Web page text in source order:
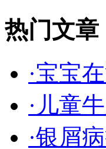
热门文章
·宝宝
·儿童
·银屑